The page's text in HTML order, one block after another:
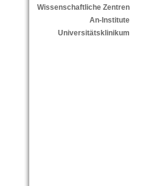
Wissenschaftliche Zentren
An-Institute
Universitätsklinikum